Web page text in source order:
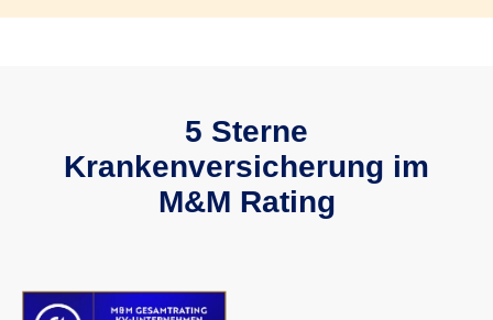
5 Sterne
Krankenversicherung im
M&M Rating